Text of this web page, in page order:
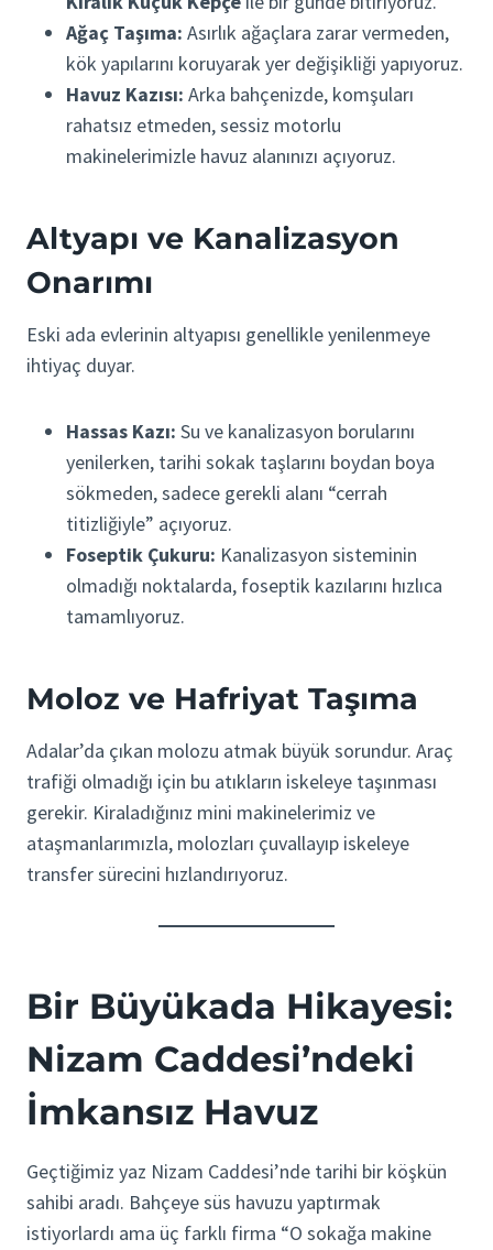
Ağaç Taşıma: Asırlık ağaçlara zarar vermeden,
kök yapılarını koruyarak yer değişikliği yapıyoruz.
Havuz Kazısı: Arka bahçenizde, komşuları
rahatsız etmeden, sessiz motorlu
makinelerimizle havuz alanınızı açıyoruz.
Altyapı ve Kanalizasyon
Onarımı
Eski ada evlerinin altyapısı genellikle yenilenmeye
ihtiyaç duyar.
Hassas Kazı: Su ve kanalizasyon borularını
yenilerken, tarihi sokak taşlarını boydan boya
sökmeden, sadece gerekli alanı “cerrah
titizliğiyle” açıyoruz.
Foseptik Çukuru: Kanalizasyon sisteminin
olmadığı noktalarda, foseptik kazılarını hızlıca
tamamlıyoruz.
Moloz ve Hafriyat Taşıma
Adalar’da çıkan molozu atmak büyük sorundur. Araç
trafiği olmadığı için bu atıkların iskeleye taşınması
gerekir. Kiraladığınız mini makinelerimiz ve
ataşmanlarımızla, molozları çuvallayıp iskeleye
transfer sürecini hızlandırıyoruz.
Bir Büyükada Hikayesi:
Nizam Caddesi’ndeki
İmkansız Havuz
Geçtiğimiz yaz Nizam Caddesi’nde tarihi bir köşkün
sahibi aradı. Bahçeye süs havuzu yaptırmak
istiyorlardı ama üç farklı firma “O sokağa makine